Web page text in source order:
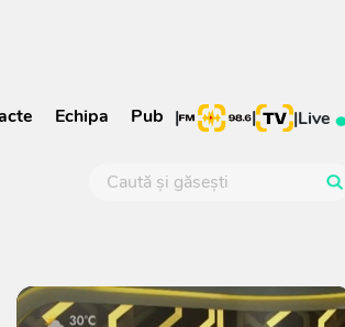
Echipa Pub | | |Live